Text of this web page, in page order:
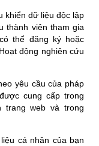
khiển dữ liệu độc lập
thành viên tham gia
thể đăng ký hoặc
động nghiên cứu
yêu cầu của pháp
cung cấp trong
trang web và trong
cá nhân của bạn